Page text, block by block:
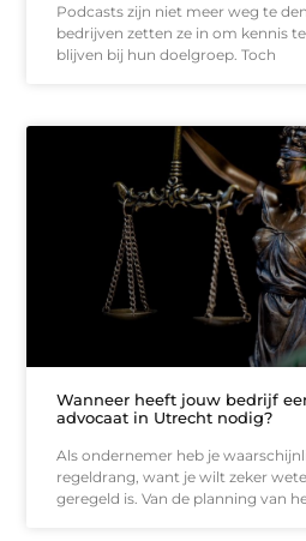
Podcasts zijn niet meer weg te
bedrijven zetten ze in om kennis
blijven bij hun doelgroep. Toch
Wanneer heeft jouw bedrijf
advocaat in Utrecht nodig?
Als ondernemer heb je
regeldrang, want je wilt zeker
geregeld is. Van de planning van